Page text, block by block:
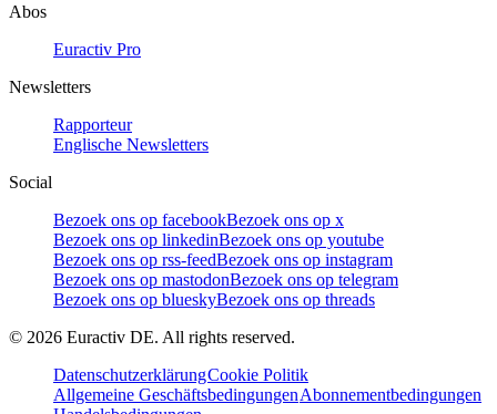
Abos
Euractiv Pro
Newsletters
Rapporteur
Englische Newsletters
Social
Bezoek ons op facebookBezoek ons op x
Bezoek ons op linkedinBezoek ons op youtube
Bezoek ons op rss-feedBezoek ons op instagram
Bezoek ons op mastodonBezoek ons op telegram
Bezoek ons op blueskyBezoek ons op threads
© 2026 Euractiv DE. All rights reserved.
DatenschutzerklärungCookie Politik
Allgemeine GeschäftsbedingungenAbonnementbedingungen